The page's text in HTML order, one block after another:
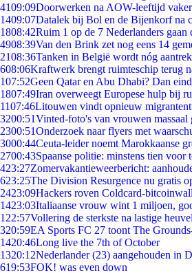
4109:09Doorwerken na AOW-leeftijd
1409:07Datalek bij Bol en de Bijenkorf na
1808:42Ruim 1 op de 7 Nederlanders gaan
4908:39Van den Brink zet nog eens 14
2108:36Tanken in België wordt nóg
608:06Kraftwerk brengt ruimteschip terug
107:52Geen Qatar en Abu Dhabi? Dan
1807:49Iran overweegt Europese hulp bij
1107:46Litouwen vindt opnieuw
3200:51Vinted-foto's van vrouwen massaal
2300:51Onderzoek naar flyers met
3000:44Ceuta-leider noemt Marokkaanse
2700:43Spaanse politie: minstens tien voor
423:27Zomervakantieweerbericht:
623:25The Division Resurgence nu gratis
2423:09Hackers roven Coldcard-
1423:03Italiaanse vrouw wint 1 miljoen,
1 22:57Vollering de sterkste na lastige
320:59EA Sports FC 27 toont The
1420:46Long live the 7th of October
1320:12Nederlander (23) aangehouden in
619:53FOK! was even down